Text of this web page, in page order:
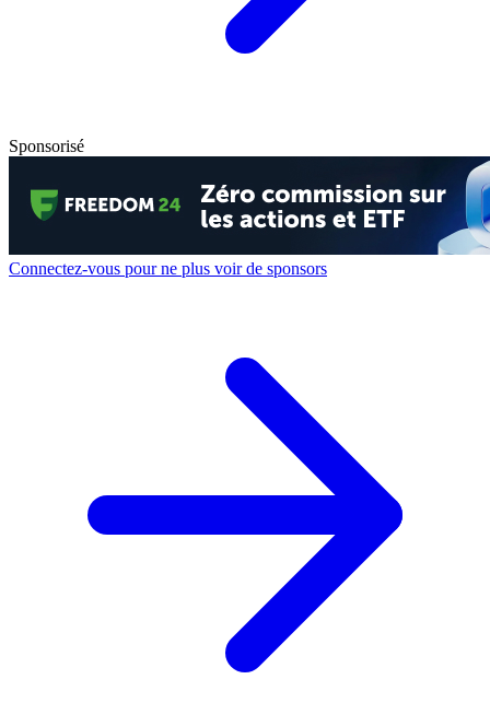
Sponsorisé
Connectez-vous pour ne plus voir de sponsors